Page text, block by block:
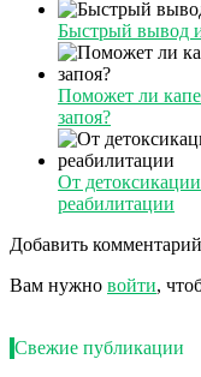
Быстрый вывод
Поможет ли
запоя?
От
реабилитации
Добавить комментарий
Вам нужно войти,
Свежие публикации